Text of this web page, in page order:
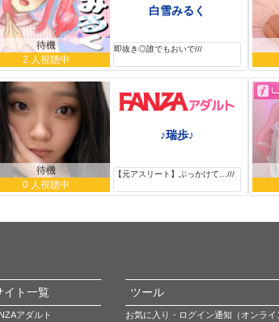
待機
2 人視聴中
白雪みるく
即抜き◎誰でもおいで///
待機
0 人視聴中
♪瑞歩♪
【元アスリート】ぶっかけて…///
イト一覧
アダルト
ツール
お気に入り・ログイン通知（オンライ